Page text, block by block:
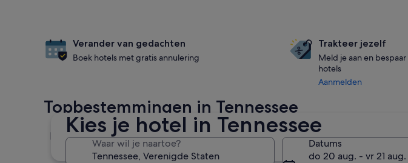
Kies je hotel in Tennessee
Waar wil je naartoe?
Datums
do 20 aug. - vr 21 aug.
Verander van gedachten
Boek hotels met gratis annulering
Trakteer jezelf
Meld je aan en
hotels
Aanmelden
Topbestemmingen in Tennessee
Nashville Pigeon Forge